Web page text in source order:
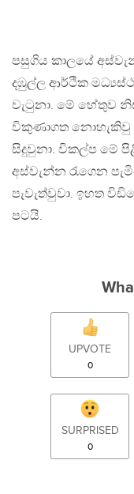
පසුගිය කාලයේ
දඹුල්ල ආර්ථික
වැටුනා. මේ හේතුව
විකුණාගත නොහැකිවු
සිදුවුනා. විකල්ප මේ
අස්වැන්න රැගෙන
පැවැත්වුවා. ඉහත
පටයි.
UPVOTE
0
SURPRISED
0